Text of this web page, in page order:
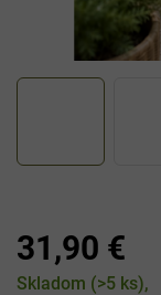
31,90 €
Jednotková
Skladom (>5 ks)